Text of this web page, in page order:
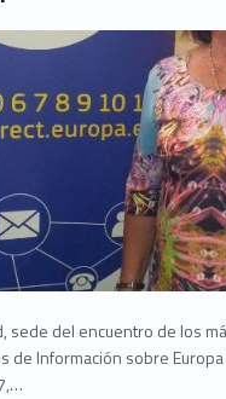
sede del encuentro de los
de Información sobre